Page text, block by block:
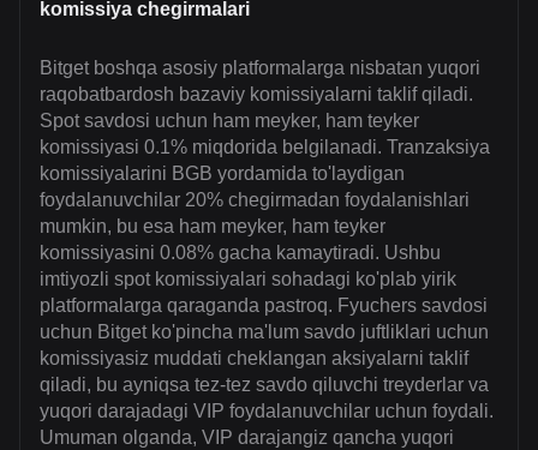
komissiya chegirmalari
Bitget boshqa asosiy platformalarga nisbatan yuqori
raqobatbardosh bazaviy komissiyalarni taklif qiladi.
Spot savdosi uchun ham meyker, ham teyker
komissiyasi 0.1% miqdorida belgilanadi. Tranzaksiya
komissiyalarini BGB yordamida to'laydigan
foydalanuvchilar 20% chegirmadan foydalanishlari
mumkin, bu esa ham meyker, ham teyker
komissiyasini 0.08% gacha kamaytiradi. Ushbu
imtiyozli spot komissiyalari sohadagi ko'plab yirik
platformalarga qaraganda pastroq. Fyuchers savdosi
uchun Bitget ko'pincha ma'lum savdo juftliklari uchun
komissiyasiz muddati cheklangan aksiyalarni taklif
qiladi, bu ayniqsa tez-tez savdo qiluvchi treyderlar va
yuqori darajadagi VIP foydalanuvchilar uchun foydali.
Umuman olganda, VIP darajangiz qancha yuqori